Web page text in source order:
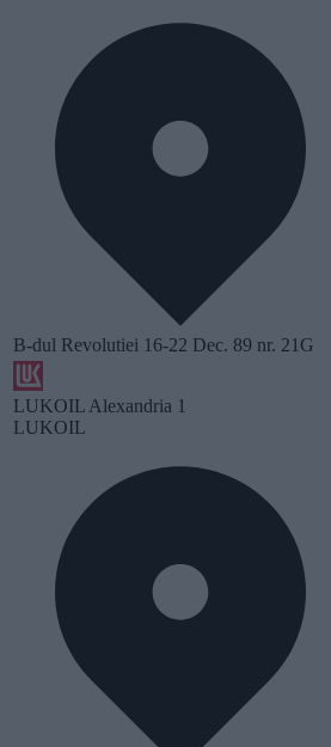
B-dul Revolutiei 16-22 Dec. 89 nr. 21G
LUKOIL Alexandria 1
LUKOIL